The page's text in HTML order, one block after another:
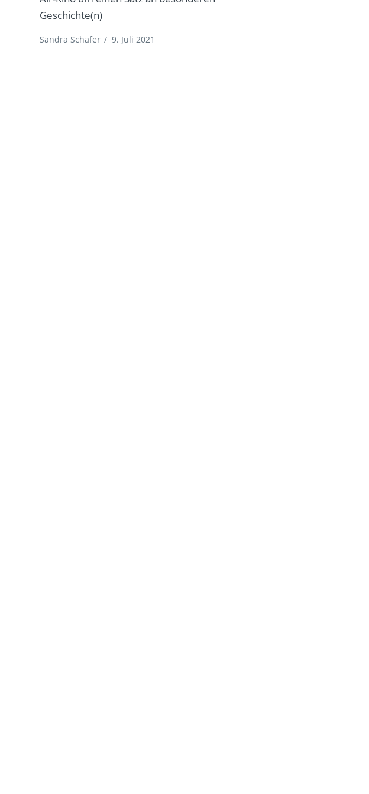
Geschichte(n)
Sandra Schäfer / 9. Juli 2021